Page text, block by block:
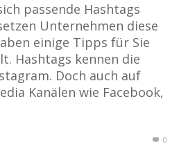
passende Hashtags
Unternehmen diese
einige Tipps für Sie
Hashtags kennen die
Doch auch auf
Kanälen wie Facebook,
0